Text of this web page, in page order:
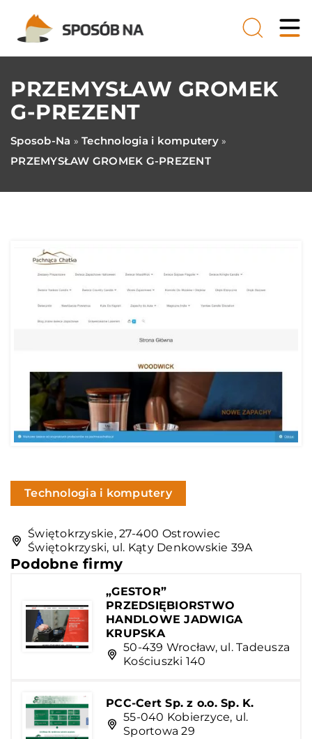
PRZEMYSŁAW GROMEK
G-PREZENT
Sposob-Na » Technologia i komputery»
PRZEMYSŁAW GROMEK G-PREZENT
Technologia i komputery
Świętokrzyskie, 27-400 Ostrowiec
Świętokrzyski, ul. Kąty Denkowskie 39A
Podobne firmy
„GESTOR”
PRZEDSIĘBIORSTWO
HANDLOWE JADWIGA
KRUPSKA
50-439 Wrocław, ul. Tadeusza
Kościuszki 140
PCC-Cert Sp. z o.o. Sp. K.
55-040 Kobierzyce, ul.
Sportowa 29